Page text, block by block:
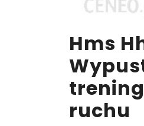
Hms
ruchu